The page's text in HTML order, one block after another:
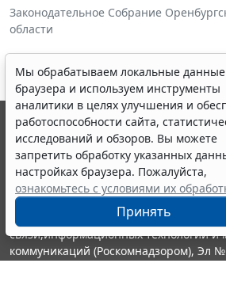
Законодательное Собрание
области
Мы обрабатываем локальные данные
браузера и используем инструменты
аналитики в целях улучшения и
работоспособности сайта,
исследований и обзоров. Вы можете
запретить обработку указанных
настройках браузера. Пожалуйста,
ознакомьтесь с условиями их
Принять
© ООО "НПП "ГАРАНТ-СЕРВИС", 2026.
выпускается с 1990 года. Компания
являются участниками Российской
информации ГАРАНТ.
Портал ГАРАНТ.РУ зарегистрирован в
издания Федеральной службой по
связи,информационных технологий и
коммуникаций (Роскомнадзором), Эл